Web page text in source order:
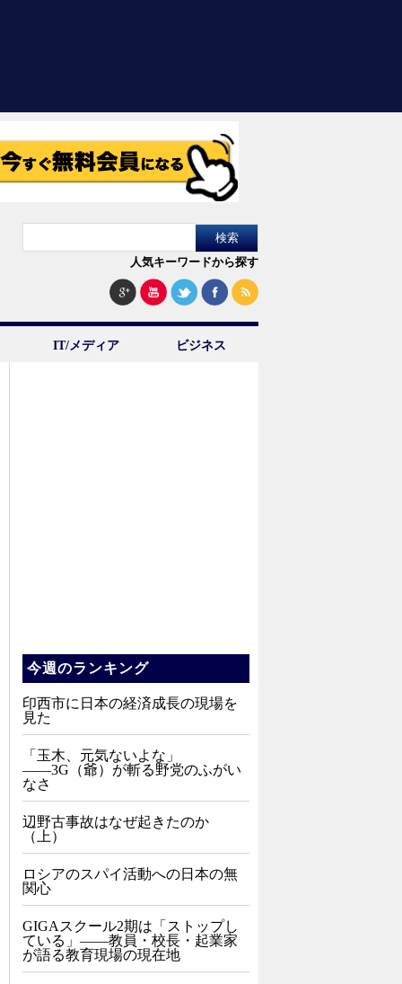
人気キーワードから探す
IT/メディア ビジネス
今週のランキング
印西市に日本の経済成長の現場を
見た
「玉木、元気ないよな」
――3G（爺）が斬る野党のふがい
なさ
辺野古事故はなぜ起きたのか
（上）
ロシアのスパイ活動への日本の無
関心
GIGAスクール2期は「ストップし
ている」——教員・校長・起業家
が語る教育現場の現在地